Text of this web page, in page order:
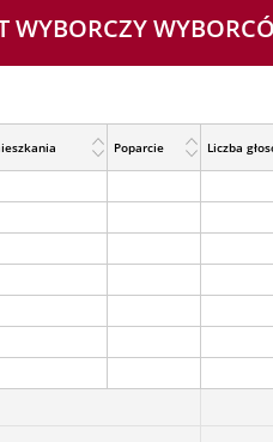
Poparcie Liczba